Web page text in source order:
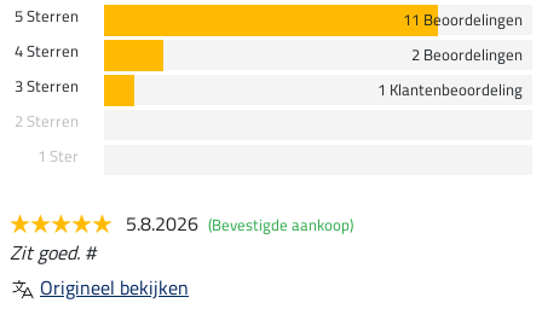
5 Sterren
11 Beoordelingen
4 Sterren
2 Beoordelingen
3 Sterren
1 Klantenbeoordeling
2 Sterren
1 Ster
5.8.2026 (Bevestigde aankoop)
Zit goed. #
Origineel bekijken